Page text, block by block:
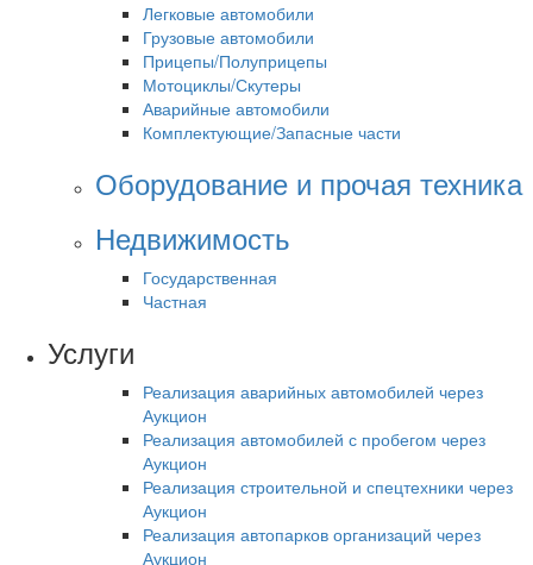
Легковые автомобили
Грузовые автомобили
Прицепы/Полуприцепы
Мотоциклы/Скутеры
Аварийные автомобили
Комплектующие/Запасные части
Оборудование и прочая техника
Недвижимость
Государственная
Частная
Услуги
Реализация аварийных автомобилей через
Аукцион
Реализация автомобилей с пробегом через
Аукцион
Реализация строительной и спецтехники через
Аукцион
Реализация автопарков организаций через
Аукцион